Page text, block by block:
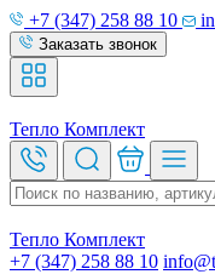
+7 (347) 258 88 10
Заказать звонок
Тепло Комплект
Тепло Комплект
+7 (347) 258 88 10